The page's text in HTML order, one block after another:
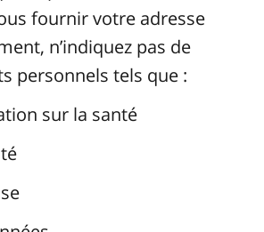
fournir votre adresse
n’indiquez pas de
personnels tels que :
sur la santé